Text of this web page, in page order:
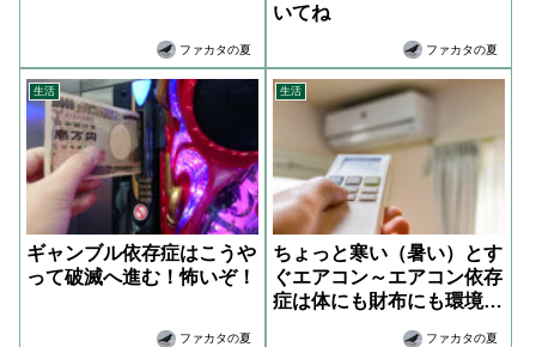
ファカタの夏
いてね
ファカタの夏
生活
ギャンブル依存症はこうや
って破滅へ進む！怖いぞ！
ファカタの夏
生活
ちょっと寒い（暑い）とす
ぐエアコン～エアコン依存
症は体にも財布にも環境に
ファカタの夏